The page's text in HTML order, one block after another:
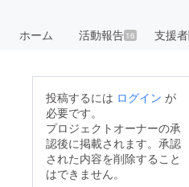
ホーム 活動報告16 支援者
投稿するには ログイン が
必要です。
プロジェクトオーナーの承
認後に掲載されます。承認
された内容を削除すること
はできません。